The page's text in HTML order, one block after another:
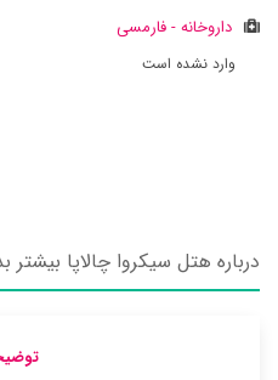
داروخانه - فارمسی
وارد نشده است
درباره هتل سیکروا چالاپا بیشتر